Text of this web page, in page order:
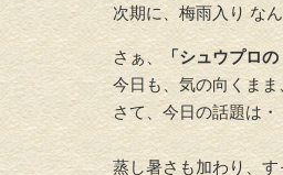
次期に、梅雨入り な
さぁ、 「シュウプロ
今日も、気の向くま
さて、今日の話題は・
蒸し暑さも加わり、す